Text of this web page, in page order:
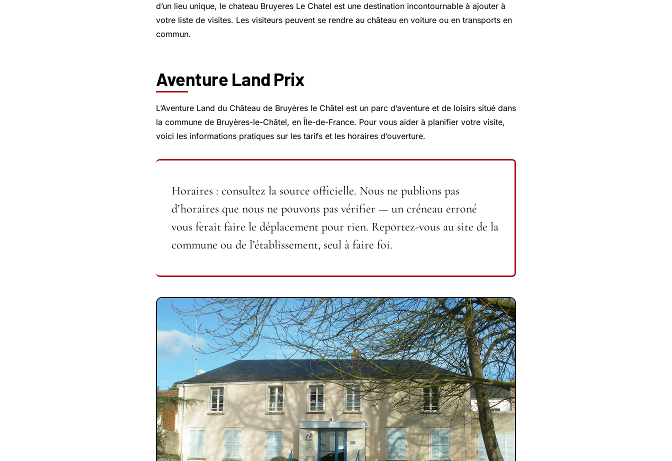
d’un lieu unique, le chateau Bruyeres Le Chatel est une destination incontournable à ajouter à
votre liste de visites. Les visiteurs peuvent se rendre au château en voiture ou en transports en
commun.
Aventure Land Prix
L’Aventure Land du Château de Bruyères le Châtel est un parc d’aventure et de loisirs situé dans
la commune de Bruyères-le-Châtel, en Île-de-France. Pour vous aider à planifier votre visite,
voici les informations pratiques sur les tarifs et les horaires d’ouverture.
Horaires : consultez la source officielle. Nous ne publions pas
d’horaires que nous ne pouvons pas vérifier — un créneau erroné
vous ferait faire le déplacement pour rien. Reportez-vous au site de la
commune ou de l’établissement, seul à faire foi.